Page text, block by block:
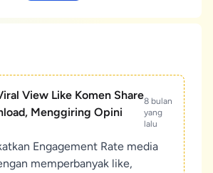
View Like Komen Share
Menggiring Opini
8 bulan
yang
lalu
Engagement Rate media
memperbanyak like,